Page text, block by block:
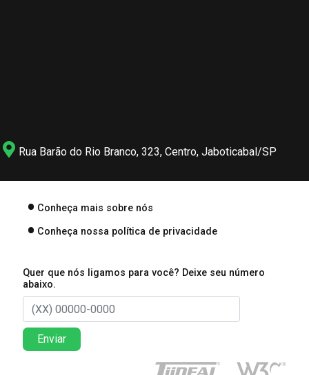
Rua Barão do Rio Branco, 323, Centro, Jaboticabal/SP
Conheça mais sobre nós
Conheça nossa política de privacidade
Quer que nós ligamos para você? Deixe seu número
abaixo.
Enviar